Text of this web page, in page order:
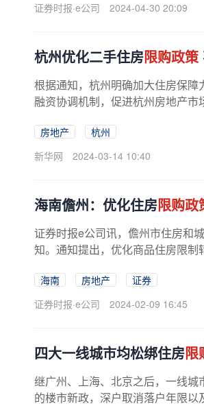
证券时报·e公司
2024-04-30 20:09
杭州优化二手住房限购政策
根据通知，杭州明确加大住房保障
融资协调机制，促进杭州房地产
房地产
杭州
新华网
2024-03-14 10:40
海南儋州：优化住房限购政
证券时报e公司讯，儋州市住房和
知。通知提出，优化商品住房限制
海南 房地产
证券
证券时报·e公司
2024-02-09 16:45
四大一线城市均松绑住房限
继广州、上海、北京之后，一线城
的楼市新政，深户取消落户年限